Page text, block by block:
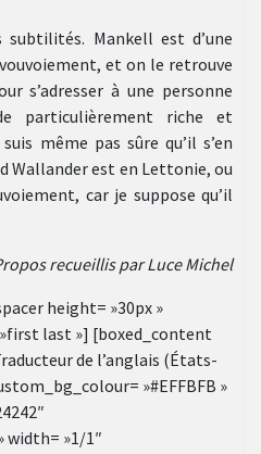
Mankell est d’une
et on le retrouve
s’adresser à une personne
particulièrement riche et
même pas sûre qu’il s’en
Wallander est en Lettonie, ou
car je suppose qu’il
recueillis par Luce Michel
height= »30px »
last »] [boxed_content
de l’anglais (États-
»#EFFBFB »
»1/1″